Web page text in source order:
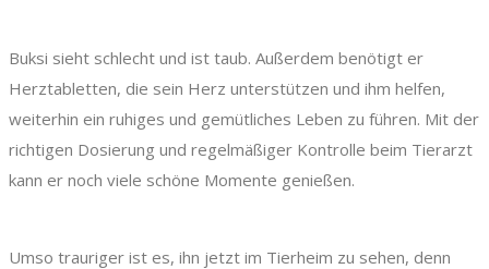
Buksi sieht schlecht und ist taub. Außerdem benötigt er
Herztabletten, die sein Herz unterstützen und ihm helfen,
weiterhin ein ruhiges und gemütliches Leben zu führen. Mit der
richtigen Dosierung und regelmäßiger Kontrolle beim Tierarzt
kann er noch viele schöne Momente genießen.
Umso trauriger ist es, ihn jetzt im Tierheim zu sehen, denn